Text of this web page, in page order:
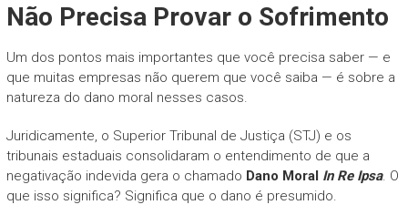
Não Precisa Provar o Sofrimento
Um dos pontos mais importantes que você precisa saber — e
que muitas empresas não querem que você saiba — é sobre a
natureza do dano moral nesses casos.
Juridicamente, o Superior Tribunal de Justiça (STJ) e os
tribunais estaduais consolidaram o entendimento de que a
negativação indevida gera o chamado Dano Moral In Re Ipsa. O
que isso significa? Significa que o dano é presumido.